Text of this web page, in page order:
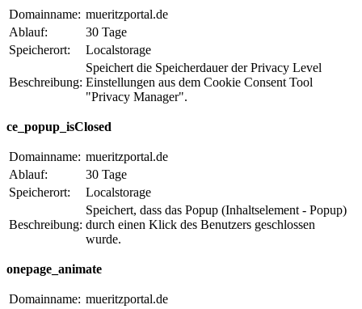
Domainname: mueritzportal.de
Ablauf:
30 Tage
Speicherort:
Localstorage
Beschreibung:
Speichert die Speicherdauer der Privacy Level
Einstellungen aus dem Cookie Consent Tool
"Privacy Manager".
ce_popup_isClosed
Domainname: mueritzportal.de
Ablauf:
30 Tage
Speicherort:
Localstorage
Beschreibung:
Speichert, dass das Popup (Inhaltselement - Popup)
durch einen Klick des Benutzers geschlossen
wurde.
onepage_animate
Domainname: mueritzportal.de